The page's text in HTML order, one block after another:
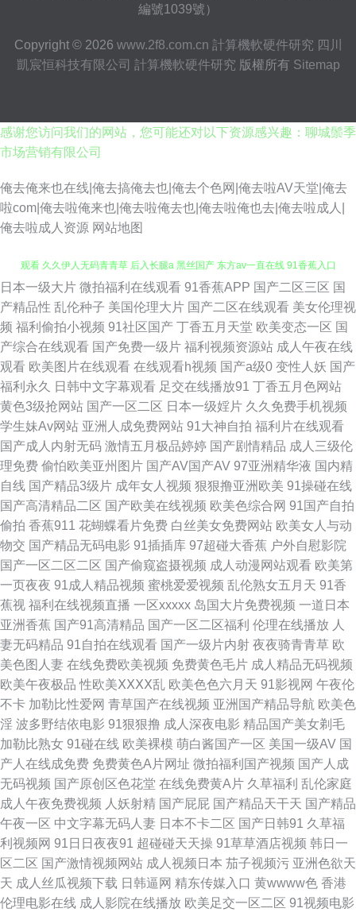
編號1039號）
Copyright © 2026 www.2f8.com.cn 計算機軟硬件研究 四川
凱宸恒科技有限公司 計算機軟硬件研究 版權所有 Sitemap
感谢您访问我们的网站，您可能还对以下资源感兴趣：聊城鬃季
市场营销有限公司
俺去俺来也在线|俺去搞俺去也|俺去个色网|俺去啦AV天堂|俺去
啦com|俺去啦俺来也|俺去啦俺去也|俺去啦俺也去|俺去啦成人|
俺去啦成人资源 网站地图
操碰免费视频在线观看 婷婷五月日韩伦理 亚洲欧美自拍一区 日韩理论在线
观看 久久伊人无码青青草 后入长腿a 黑丝国产 东方av一直在线 91香蕉入口
91视频人人 91豆花永久视频完整 91N熟女 在线不卡a 中文娱乐2 四虎av播
放 日韩淫淫网 欧美性爱sss 狼友基地97 黄色网战 肏逼人与兽 91视频观看网
站 亚洲精品白浆高清久久 国产精品一二三区啪啪 亚洲第一夜 微拍福利69 日
韩精品2 久久九九女女男女热 国在线视频91 国产精品福利姬 97色网视频网
站 91视频青青操 91国家免费在线观看 91大神视频污 影音先锋av手机在线
久草免费色站 瑟瑟色播 伊人在线9 91乱子伦国产精品 黑丝美女足交 天堂色
豆花33 99国产视频 国产一级精品片 91c逼 黑人性爱亚洲wwww 亚洲97影院
操精品大姐 老司机精品 影音先鋒日韩在線播 国产日本欧美色 五月婷婷蜜桃
在线 91午夜色色 狼友基地av 亚洲成人网站在线 超碰色婷婷 欧美丝袜脚交
91桃色免费网站 久草日韩一区 先锋影音av第一页 AY视频资源在线 亚洲一区
二区三区婷婷 91草伦理电影 国产精品一区 日韩中文亚洲丝袜综合 91涩涩网
站 欧美亚洲日韩国产 91入口免费观看 精品欧美成人专区 91九色泉州论坛 黄
色仓库 亚洲国产黄 91做爱视频在线观看 日韩无码欧美高清 91精东传媒果冻
传媒 老女18p 91电影福利 九九热色色 亚洲高潮久久 波多野结衣先峰影音 ts
日本一级大片 微拍福利在线观看 91香蕉APP 国产二区三区 国
产精品性 乱伦种子 美国伦理大片 国产二区在线观看 美女伦理视
频 福利偷拍小视频 91社区国产 丁香五月天堂 欧美变态一区 国
产综合在线观看 国产免费一级片 福利视频资源站 成人午夜在线
观看 欧美图片在线观看 在线观看h视频 国产a级0 变性人妖 国产
福利永久
日韩中文字幕观看 足交在线播放91 丁香五月色网站
黄色3级抢网站 国产一区二区 日本一级婬片 久久免费手机视频
学生妹Av网站 亚洲人成免费网站 91大神自拍 福利片在线观看
国产成人内射无码 激情五月极品婷婷 国产剧情精品 成人三级伦
理免费 偷怕欧美亚州图片 国产AV国产AV 97亚洲精华液 国内精
自线 国产精品3级片 成年女人视频 狠狠撸亚洲欧美 91操碰在线
国产高清精品二区 国产欧美在线视频 欧美色综合网 91国产自拍
偷拍 香蕉911 花蝴蝶看片免费 白丝美女免费网站 欧美女人与动
物交 国产精品无码电影 91插插库 97超碰大香蕉 户外自慰影院
国产一区二区二区 国产偷窥盗摄视频 成人动漫网站观看 欧美第
一页夜夜 91成人精品视频 蜜桃爱爱视频 乱伦熟女五月天 91香
蕉视 福利在线视频直播 一区xxxxx 岛国大片免费视频 一道日本
亚洲香蕉 国产91高清精品 国产一区二区福利 伦理在线播放 人
妻无码精品 91自拍在线观看 国产一级片内射 夜夜骑青青草 欧
美色图人妻 在线免费欧美视频 免费黄色毛片 成人精品无码视频
欧美午夜极品 性欧美ⅩⅩⅩⅩ乱 欧美色色六月天 91影视网 午夜伦
不卡 加勒比性爱网 青草国产在线视频 亚洲国产精品导航 欧美色
淫 波多野结依电影 91狠狠撸 成人深夜电影 精品国产美女剃毛
加勒比熟女 91碰在线 欧美裸模 萌白酱国产一区 美国一级AV 国
产人在线成免费 免费黄色A片网址 微拍福利国产视频 国产人成
无码视频 国产原创区色花堂 在线免费黄A片 久草福利 乱伦家庭
成人午夜免费视频 人妖射精 国产屁屁 国产精品天干天 国产精品
午夜一区 中文字幕无码人妻 日本不卡二区 国产日韩91 久草福
利视频网 91日日夜夜91 超碰碰天天操 91草草酒店视频 韩日一
区二区 国产激情视频网站 成人视频日本 茄子视频污 亚洲色欲天
天 成人丝瓜视频下载 日韩逼网 精东传媒入口 黄wwww色 香港
伦理电影在线 成人影院在线播放 欧美足交一区二区 91视频电影